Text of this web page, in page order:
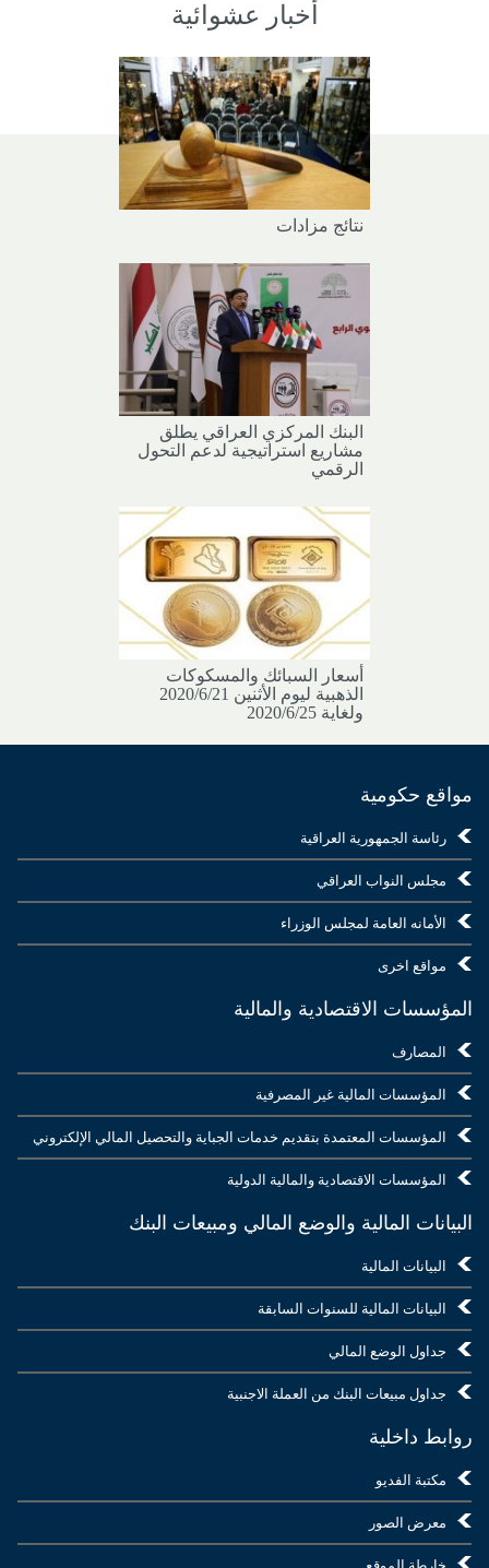
أخبار عشوائية
نتائج مزادات
البنك المركزي العراقي يطلق
مشاريع استراتيجية لدعم التحول
الرقمي
أسعار السبائك والمسكوكات
الذهبية ليوم الأثنين 2020/6/21
ولغاية 2020/6/25
مواقع حكومية
رئاسة الجمهورية العراقية
مجلس النواب العراقي
الأمانه العامة لمجلس الوزراء
مواقع اخرى
المؤسسات الاقتصادية والمالية
المصارف
المؤسسات المالية غير المصرفية
المؤسسات المعتمدة بتقديم خدمات الجباية والتحصيل المالي الإلكتروني
المؤسسات الاقتصادية والمالية الدولية
البيانات المالية والوضع المالي ومبيعات البنك
البيانات المالية
البيانات المالية للسنوات السابقة
جداول الوضع المالي
جداول مبيعات البنك من العملة الاجنبية
روابط داخلية
مكتبة الفديو
معرض الصور